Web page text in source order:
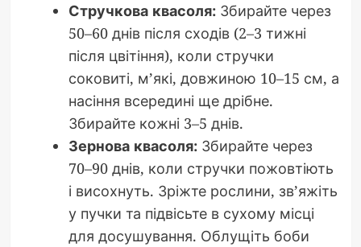
Стручкова квасоля:Збирайте через
50–60 днів після сходів (2–3 тижні
після цвітіння), коли стручки
соковиті, м’які, довжиною 10–15 см, а
насіння всередині ще дрібне.
Збирайте кожні 3–5 днів.
Зернова квасоля:Збирайте через
70–90 днів, коли стручки пожовтіють
і висохнуть. Зріжте рослини, зв’яжіть
у пучки та підвісьте в сухому місці
для досушування. Облущіть боби